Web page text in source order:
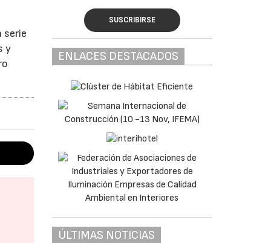
serie
y
SUSCRIBIRSE
ENLACES DESTACADOS
ÚLTIMAS NOTICIAS